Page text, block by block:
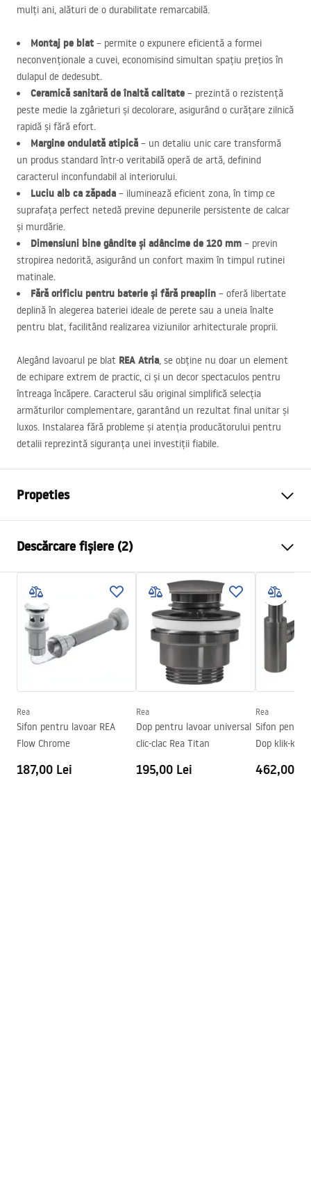
mulți ani, alături de o durabilitate remarcabilă.
Montaj pe blat – permite o expunere eficientă a formei
neconvenționale a cuvei, economisind simultan spațiu prețios în
dulapul de dedesubt.
Ceramică sanitară de înaltă calitate – prezintă o rezistență
peste medie la zgârieturi și decolorare, asigurând o curățare zilnică
rapidă și fără efort.
Margine ondulată atipică – un detaliu unic care transformă
un produs standard într-o veritabilă operă de artă, definind
caracterul inconfundabil al interiorului.
Luciu alb ca zăpada – iluminează eficient zona, în timp ce
suprafața perfect netedă previne depunerile persistente de calcar
și murdărie.
Dimensiuni bine gândite și adâncime de 120 mm – previn
stropirea nedorită, asigurând un confort maxim în timpul rutinei
matinale.
Fără orificiu pentru baterie și fără preaplin – oferă libertate
deplină în alegerea bateriei ideale de perete sau a uneia înalte
pentru blat, facilitând realizarea viziunilor arhitecturale proprii.
Alegând lavoarul pe blat REA Atria, se obține nu doar un element
de echipare extrem de practic, ci și un decor spectaculos pentru
întreaga încăpere. Caracterul său original simplifică selecția
armăturilor complementare, garantând un rezultat final unitar și
luxos. Instalarea fără probleme și atenția producătorului pentru
detalii reprezintă siguranța unei investiții fiabile.
Propeties
Material
Culoare
Alb
Finisaj
Lucios
Lungime
600mm
Latime
400mm
Inalime
140mm
120mm
Formă
Preaplin
Da Nu
Descărcare fișiere (2)
Instrucțiuni de asamblare
Condiții de garanție
Warranty_Terms_and_Conditions_Basins_-_5.pdf
Rea
Sifon pentru lavoar REA
Flow Chrome
187,00 Lei
Rea
Dop pentru lavoar universal
clic-clac Rea Titan
195,00 Lei
Rea
Sifon pentru
Dop klik-
462,00